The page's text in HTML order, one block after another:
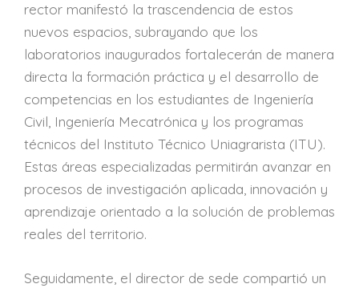
rector manifestó la trascendencia de estos
nuevos espacios, subrayando que los
laboratorios inaugurados fortalecerán de manera
directa la formación práctica y el desarrollo de
competencias en los estudiantes de Ingeniería
Civil, Ingeniería Mecatrónica y los programas
técnicos del Instituto Técnico Uniagrarista (ITU).
Estas áreas especializadas permitirán avanzar en
procesos de investigación aplicada, innovación y
aprendizaje orientado a la solución de problemas
reales del territorio.
Seguidamente, el director de sede compartió un